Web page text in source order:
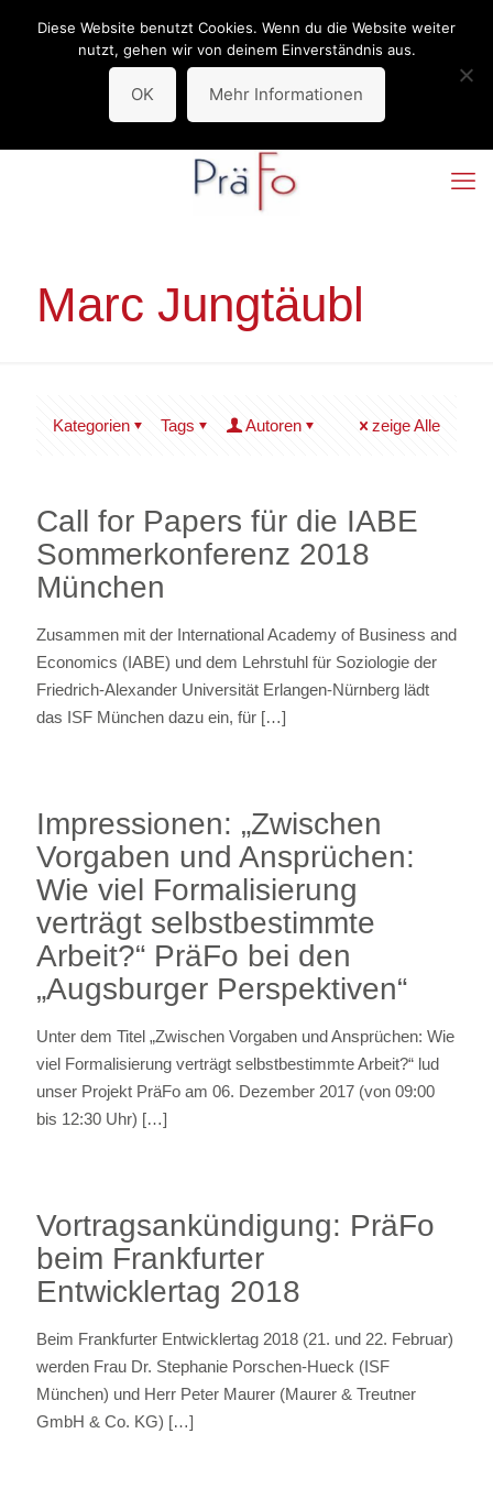
: stripos(): Passing null to parameter #1 ($haystack) of
type string is deprecated in/var/www/vhosts/arbeit-form-
zukunft.de/httpdocs/wp-includes/functions.wp-styles.php
Marc Jungtäubl
Kategorien Tags Autoren zeige Alle
Call for Papers für die IABE
Sommerkonferenz 2018
München
Zusammen mit der International Academy of Business and
Economics (IABE) und dem Lehrstuhl für Soziologie der
Friedrich-Alexander Universität Erlangen-Nürnberg lädt
das ISF München dazu ein, für […]
Impressionen: „Zwischen
Vorgaben und Ansprüchen:
Wie viel Formalisierung
verträgt selbstbestimmte
Arbeit?“ PräFo bei den
„Augsburger Perspektiven“
Unter dem Titel „Zwischen Vorgaben und Ansprüchen: Wie
viel Formalisierung verträgt selbstbestimmte Arbeit?“ lud
unser Projekt PräFo am 06. Dezember 2017 (von 09:00
bis 12:30 Uhr) […]
Vortragsankündigung: PräFo
beim Frankfurter
Entwicklertag 2018
Beim Frankfurter Entwicklertag 2018 (21. und 22. Februar)
werden Frau Dr. Stephanie Porschen-Hueck (ISF
München) und Herr Peter Maurer (Maurer & Treutner
GmbH & Co. KG) […]
Diese Website benutzt Cookies. Wenn du die Website weiter
nutzt, gehen wir von deinem Einverständnis aus.
OK Mehr Informationen